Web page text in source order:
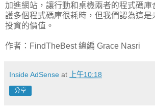
加進網站，讓行動和桌機兩者的程式碼庫
護多個程式碼庫很耗時，但我們認為這是
投資的價值。
作者：FindTheBest 總編 Grace Nasri
Inside AdSense at 上午10:18
分享